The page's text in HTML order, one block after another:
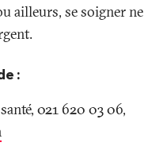
ailleurs, se soigner ne
:
021 620 03 06,